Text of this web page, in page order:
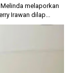
melaporkan
Irawan dilap...